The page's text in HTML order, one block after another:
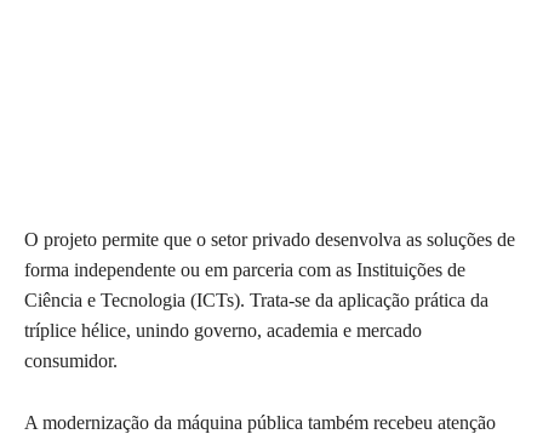
O projeto permite que o setor privado desenvolva as soluções de
forma independente ou em parceria com as Instituições de
Ciência e Tecnologia (ICTs). Trata-se da aplicação prática da
tríplice hélice, unindo governo, academia e mercado
consumidor.
A modernização da máquina pública também recebeu atenção